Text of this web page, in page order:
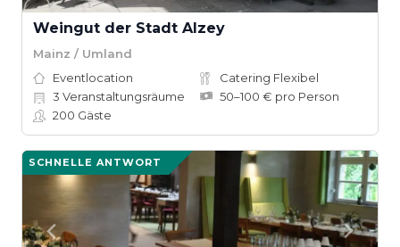
Weingut der Stadt Alzey
Mainz / Umland
Eventlocation
Catering Flexibel
3 Veranstaltungsräume
50–100 € pro Person
200 Gäste
SCHNELLE ANTWORT